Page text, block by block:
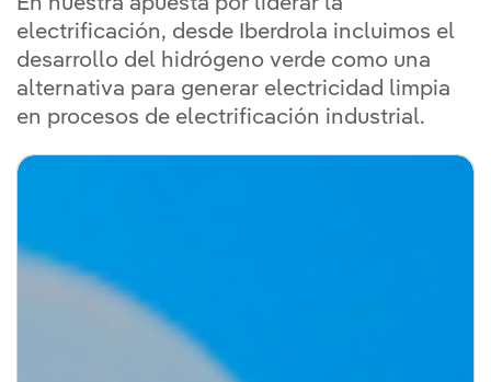
En nuestra apuesta por liderar la
electrificación, desde Iberdrola incluimos el
desarrollo del hidrógeno verde como una
alternativa para generar electricidad limpia
en procesos de electrificación industrial.